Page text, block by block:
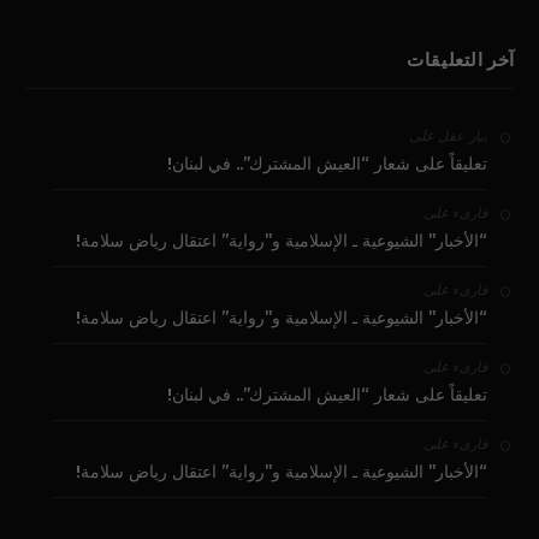
آخر التعليقات
بيار عقل على
تعليقاً على شعار “العيش المشترك”.. في لبنان!
قارىء على
“الأخبار” الشيوعية ـ الإسلامية و”رواية” اعتقال رياض سلامة!
قارىء على
“الأخبار” الشيوعية ـ الإسلامية و”رواية” اعتقال رياض سلامة!
قارىء على
تعليقاً على شعار “العيش المشترك”.. في لبنان!
قارىء على
“الأخبار” الشيوعية ـ الإسلامية و”رواية” اعتقال رياض سلامة!